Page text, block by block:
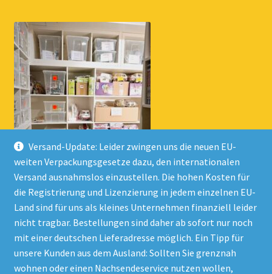
Versand-Update: Leider zwingen uns die neuen EU-
weiten Verpackungsgesetze dazu, den internationalen
Versand ausnahmslos einzustellen. Die hohen Kosten für
die Registrierung und Lizenzierung in jedem einzelnen EU-
Land sind für uns als kleines Unternehmen finanziell leider
nicht tragbar. Bestellungen sind daher ab sofort nur noch
mit einer deutschen Lieferadresse möglich. Ein Tipp für
unsere Kunden aus dem Ausland: Sollten Sie grenznah
wohnen oder einen Nachsendeservice nutzen wollen,